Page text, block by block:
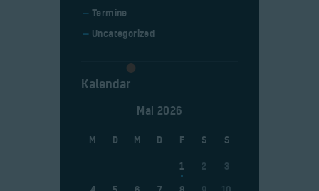
Termine
Uncategorized
Kalendar
Mai 2026
M D M D F S S
1 2
3